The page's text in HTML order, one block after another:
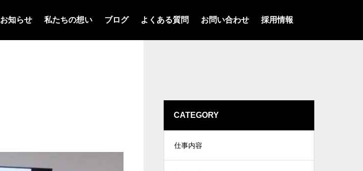
お知らせ 私たちの想い ブログ よくある質問 お問い合わせ 採用情報
CATEGORY
仕事内容